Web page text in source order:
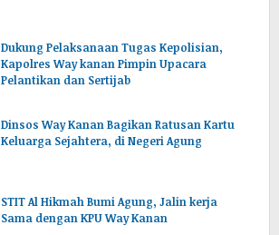
Dukung Pelaksanaan Tugas Kepolisian,
Kapolres Way kanan Pimpin Upacara
Pelantikan dan Sertijab
Dinsos Way Kanan Bagikan Ratusan Kartu
Keluarga Sejahtera, di Negeri Agung
STIT Al Hikmah Bumi Agung, Jalin kerja
Sama dengan KPU Way Kanan